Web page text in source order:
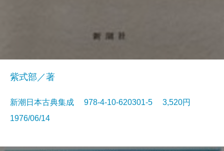
紫式部／著
新潮日本古典集成 978-4-10-620301-5 3,520円
1976/06/14